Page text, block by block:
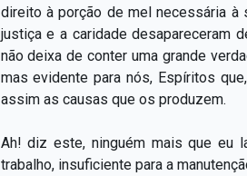
direito à porção de mel necessária à
justiça e a caridade desapareceram
não deixa de conter uma grande
mas evidente para nós, Espíritos
assim as causas que os produzem.
Ah! diz este, ninguém mais que eu
trabalho, insuficiente para a